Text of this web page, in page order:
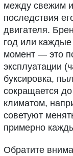
между свежим
последствия
двигателя.
год или
момент — это
эксплуатации
буксировка,
сокращается
климатом,
советуют
примерно
Обратите